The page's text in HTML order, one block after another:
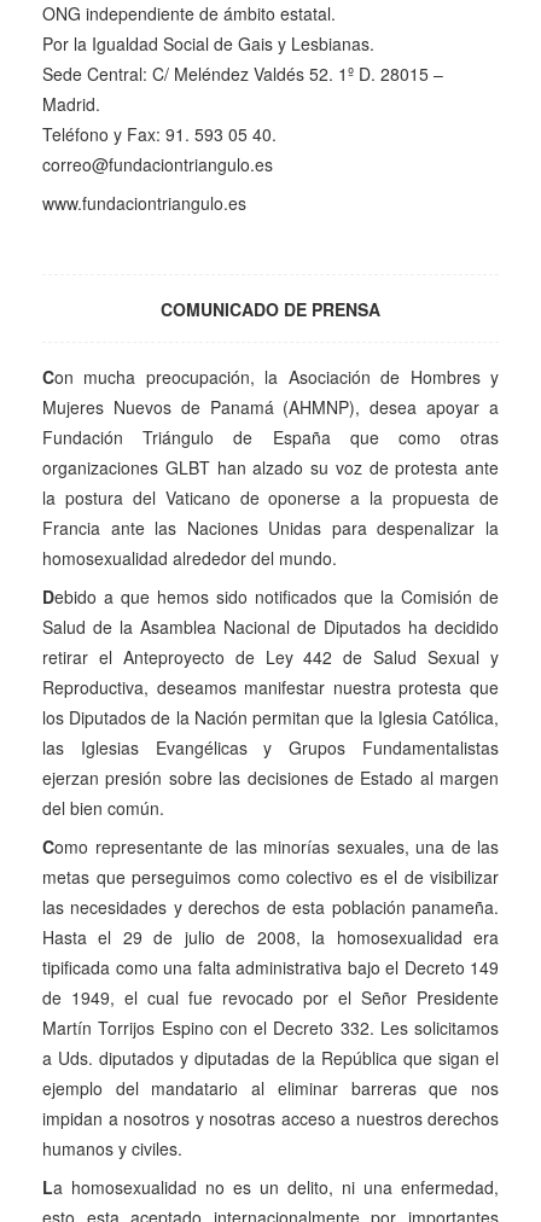
ONG independiente de ámbito estatal.
Por la Igualdad Social de Gais y Lesbianas.
Sede Central: C/ Meléndez Valdés 52. 1º D. 28015 –
Madrid.
Teléfono y Fax: 91. 593 05 40.
correo@fundaciontriangulo.es
www.fundaciontriangulo.es
COMUNICADO DE PRENSA
Con mucha preocupación, la Asociación de Hombres y
Mujeres Nuevos de Panamá (AHMNP), desea apoyar a
Fundación Triángulo de España que como otras
organizaciones GLBT han alzado su voz de protesta ante
la postura del Vaticano de oponerse a la propuesta de
Francia ante las Naciones Unidas para despenalizar la
homosexualidad alrededor del mundo.
Debido a que hemos sido notificados que la Comisión de
Salud de la Asamblea Nacional de Diputados ha decidido
retirar el Anteproyecto de Ley 442 de Salud Sexual y
Reproductiva, deseamos manifestar nuestra protesta que
los Diputados de la Nación permitan que la Iglesia Católica,
las Iglesias Evangélicas y Grupos Fundamentalistas
ejerzan presión sobre las decisiones de Estado al margen
del bien común.
Como representante de las minorías sexuales, una de las
metas que perseguimos como colectivo es el de visibilizar
las necesidades y derechos de esta población panameña.
Hasta el 29 de julio de 2008, la homosexualidad era
tipificada como una falta administrativa bajo el Decreto 149
de 1949, el cual fue revocado por el Señor Presidente
Martín Torrijos Espino con el Decreto 332. Les solicitamos
a Uds. diputados y diputadas de la República que sigan el
ejemplo del mandatario al eliminar barreras que nos
impidan a nosotros y nosotras acceso a nuestros derechos
humanos y civiles.
La homosexualidad no es un delito, ni una enfermedad,
esto esta aceptado internacionalmente por importantes